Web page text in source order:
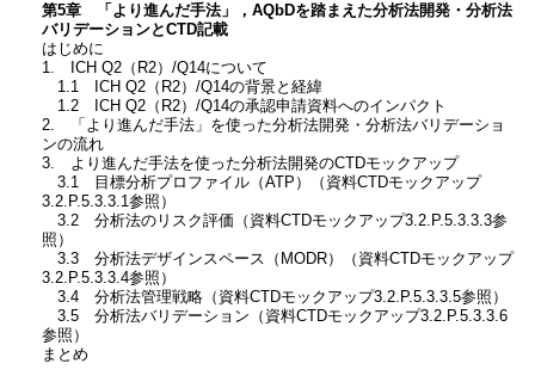
第5章 「より進んだ手法」，AQbDを踏まえた分析法開発・分析法
バリデーションとCTD記載
はじめに
1. ICH Q2（R2）/Q14について
1.1 ICH Q2（R2）/Q14の背景と経緯
1.2 ICH Q2（R2）/Q14の承認申請資料へのインパクト
2. 「より進んだ手法」を使った分析法開発・分析法バリデーショ
ンの流れ
3. より進んだ手法を使った分析法開発のCTDモックアップ
3.1 目標分析プロファイル（ATP）（資料CTDモックアップ
3.2.P.5.3.3.1参照）
3.2 分析法のリスク評価（資料CTDモックアップ3.2.P.5.3.3.3参
照）
3.3 分析法デザインスペース（MODR）（資料CTDモックアップ
3.2.P.5.3.3.4参照）
3.4 分析法管理戦略（資料CTDモックアップ3.2.P.5.3.3.5参照）
3.5 分析法バリデーション（資料CTDモックアップ3.2.P.5.3.3.6
参照）
まとめ